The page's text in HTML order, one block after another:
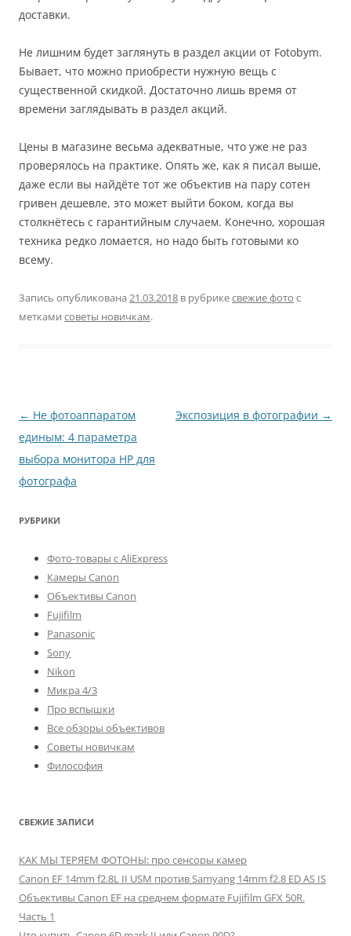
доставки.
Не лишним будет заглянуть в раздел акции от Fotobym.
Бывает, что можно приобрести нужную вещь с
существенной скидкой. Достаточно лишь время от
времени заглядывать в раздел акций.
Цены в магазине весьма адекватные, что уже не раз
проверялось на практике. Опять же, как я писал выше,
даже если вы найдёте тот же объектив на пару сотен
гривен дешевле, это может выйти боком, когда вы
столкнётесь с гарантийным случаем. Конечно, хорошая
техника редко ломается, но надо быть готовыми ко
всему.
Запись опубликована 21.03.2018 в рубрикесвежие фото с
метками советы новичкам.
Навигация
по
записям
← Не фотоаппаратом
единым: 4 параметра
выбора монитора HP для
фотографа
Экспозиция в фотографии →
РУБРИКИ
Фото-товары с AliExpress
Камеры Canon
Объективы Canon
Fujifilm
Panasonic
Sony
Nikon
Микра 4/3
Про вспышки
Все обзоры объективов
Советы новичкам
Философия
СВЕЖИЕ ЗАПИСИ
КАК МЫ ТЕРЯЕМ ФОТОНЫ: про сенсоры камер
Canon EF 14mm f2.8L II USM против Samyang 14mm f2.8 ED AS IS
Объективы Canon EF на среднем формате Fujifilm GFX 50R.
Часть 1